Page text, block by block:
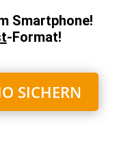
Smartphone!
-Format!
SICHERN